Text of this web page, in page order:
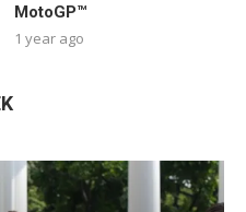
MotoGP™
1 year ago